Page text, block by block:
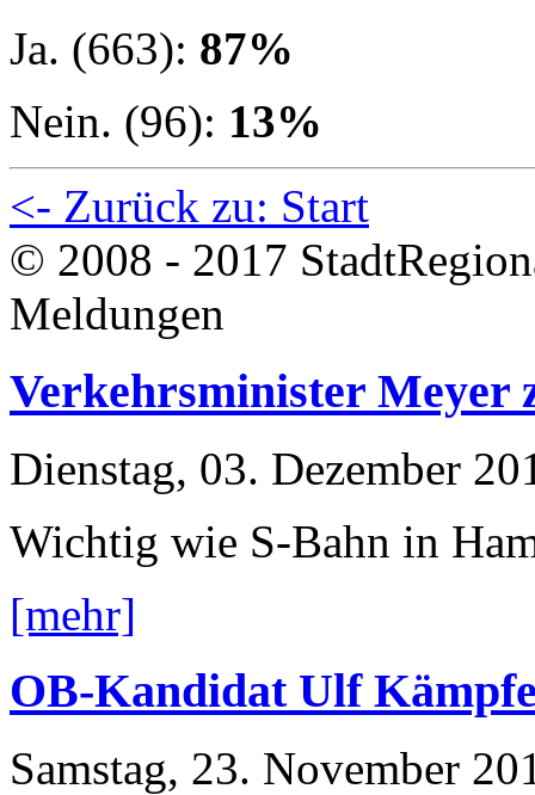
Ja. (663): 87%
Nein. (96): 13%
<- Zurück zu: Start
© 2008 - 2017
Meldungen
Verkehrsminister Meyer
Dienstag, 03. Dezember
Wichtig wie S-Bahn in
[mehr]
OB-Kandidat Ulf
Samstag, 23. November